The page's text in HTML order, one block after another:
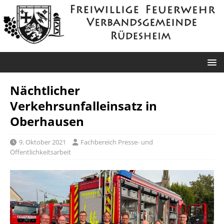
Nächtlicher
Verkehrsunfalleinsatz in
Oberhausen
9. Oktober 2021
Fachbereich Presse- und
Öffentlichkeitsarbeit